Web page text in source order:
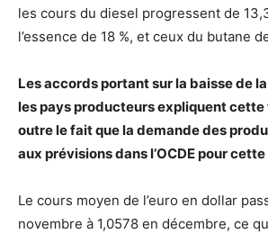
les cours du diesel progressent de
l’essence de 18 %, et ceux du butane
Les accords portant sur la baisse de
les pays producteurs expliquent cette
outre le fait que la demande des
aux prévisions dans l’OCDE pour
Le cours moyen de l’euro en dollar
novembre à 1,0578 en décembre, ce